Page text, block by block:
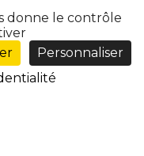
FR
donne le contrôle
Personnaliser